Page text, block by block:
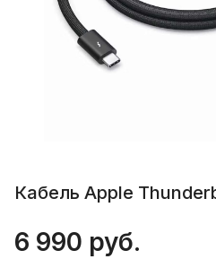
Кабель Apple
6 990 руб.